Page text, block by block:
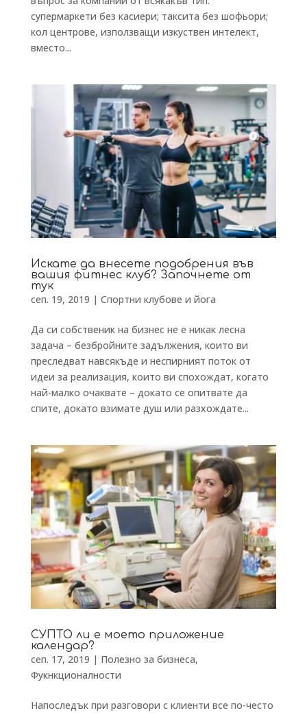
супермаркети без касиери; таксита без шофьори;
кол центрове, използващи изкуствен интелект,
вместо...
Искате да внесете подобрения във
вашия фитнес клуб? Започнете от
тук
сеп. 19, 2019 | Спортни клубове и йога
Да си собственик на бизнес не е никак лесна
задача – безбройните задължения, които ви
преследват навсякъде и неспирният поток от
идеи за реализация, които ви спохождат, когато
най-малко очаквате – докато се опитвате да
спите, докато взимате душ или разхождате...
СУПТО ли е моето приложение
календар?
сеп. 17, 2019 | Полезно за бизнеса,
Фукнкционалности
Напоследък при разговори с клиенти все по-често